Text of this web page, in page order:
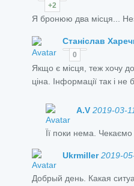
+2
Я бронюю два місця...
Станіслав
0
Якщо є місця, теж хочу
ціна. Інформації так і не
A.V 2019-03-
Її поки нема. Чекаємо
Ukrmiller2019-
Добрый день. Какая